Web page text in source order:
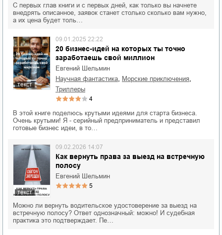
С первых глав книги и с первых дней, как только вы начнете
внедрять описанное, заявок станет столько сколько вам нужно,
а их цена будет толь…
текст
20 бизнес-идей на которых ты точно
заработаешь свой миллион
09.01.2025 22:22
Евгений Шельмин
научная фантастика
морские приключения
триллеры
4
В этой книге поделюсь крутыми идеями для старта бизнеса.
Очень крутыми! Я - серийный предприниматель и представил
готовые бизнес идеи, в то…
текст
Как вернуть права за выезд на встречную
полосу
09.02.2026 14:07
Евгений Шельмин
5
Можно ли вернуть водительское удостоверение за выезд на
встречную полосу? Ответ однозначный: можно! И судебная
практика это подтверждает. Пе…